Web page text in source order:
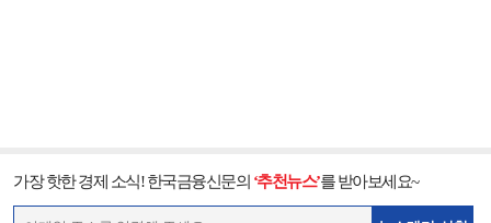
가장 핫한 경제 소식! 한국금융신문의 ‘추천뉴스’를 받아보세요~